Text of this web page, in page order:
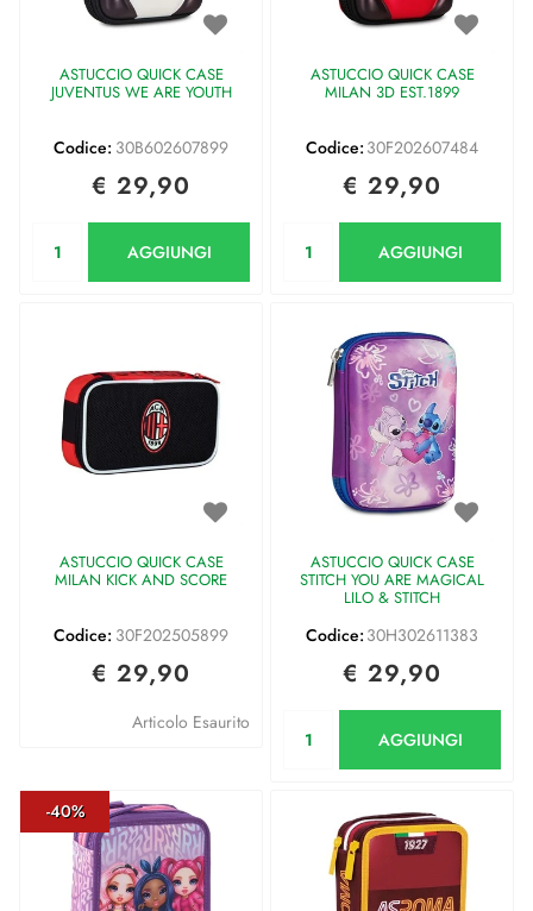
ASTUCCIO QUICK CASE
JUVENTUS WE ARE YOUTH
Codice: 30B602607899
€ 29,90
AGGIUNGI
ASTUCCIO QUICK CASE
MILAN 3D EST.1899
Codice: 30F202607484
€ 29,90
AGGIUNGI
ASTUCCIO QUICK CASE
MILAN KICK AND SCORE
Codice: 30F202505899
€ 29,90
Articolo Esaurito
ASTUCCIO QUICK CASE
STITCH YOU ARE MAGICAL
LILO & STITCH
Codice: 30H302611383
€ 29,90
AGGIUNGI
-40%